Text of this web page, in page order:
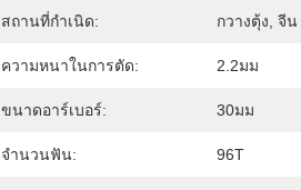
สถานที่กำเนิด: กวางตุ้ง, จีน
ความหนาในการตัด: 2.2มม
ขนาดอาร์เบอร์: 30มม
จำนวนฟัน: 96T